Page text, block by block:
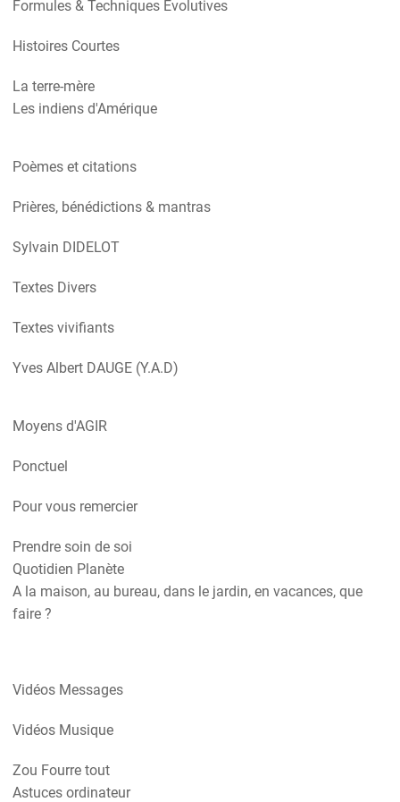
Formules & Techniques Evolutives
Histoires Courtes
La terre-mère
Les indiens d'Amérique
Poèmes et citations
Prières, bénédictions & mantras
Sylvain DIDELOT
Textes Divers
Textes vivifiants
Yves Albert DAUGE (Y.A.D)
Moyens d'AGIR
Ponctuel
Pour vous remercier
Prendre soin de soi
Quotidien Planète
A la maison, au bureau, dans le jardin, en vacances, que
faire ?
Vidéos Messages
Vidéos Musique
Zou Fourre tout
Astuces ordinateur